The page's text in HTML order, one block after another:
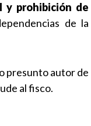
y prohibición de
de la
presunto autor de
al fisco.